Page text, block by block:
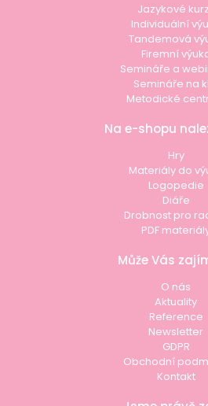
Jazykové
Individuální
Tandemová
Firemní
Semináře a
Semináře na
Metodické
Na e-shopu
Hry
Materiály do
Logopedie
Diáře
Drobnost pro
PDF
Může Vás
O nás
Aktuality
Reference
Newsletter
GDPR
Obchodní
Kontakt